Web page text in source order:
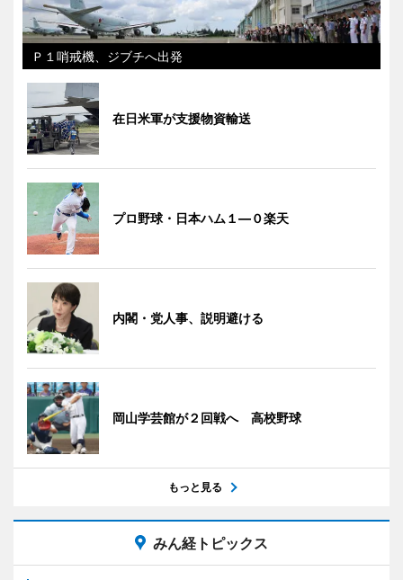
Ｐ１哨戒機、ジブチへ出発
在日米軍が支援物資輸送
プロ野球・日本ハム１―０楽天
内閣・党人事、説明避ける
岡山学芸館が２回戦へ 高校野球
もっと見る
みん経トピックス